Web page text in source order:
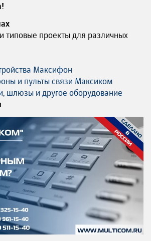
типовые проекты для различных
Максифон
и пульты связи Максиком
шлюзы и другое оборудование